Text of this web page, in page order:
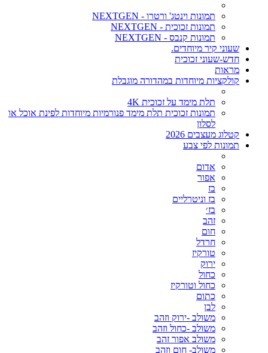
תמונות וינטג' ורטרו - NEXTGEN
תמונות זכוכית - NEXTGEN
תמונות קנבס - NEXTGEN
שעוני קיר מיוחדים.
חדש-שעוני זכוכית
מראות
קולקציות מיוחדות במהדורה מוגבלת
תלת מימד על זכוכית 4K
תמונות זכוכית תלת מימד פנורמיות מיוחדות לפינת אוכל או
לסלון
קטלוג מעצבים 2026
תמונות לפי צבע
אדום
אפור
בז
בז וניטרליים
בז׳
זהב
חום
חרדל
טורקיז
ירוק
כחול
כחול וטורקיז
כתום
לבן
משולב -ירוק וזהב
משולב -כחול וזהב
משולב אפור זהב
משולב- חום וזהב